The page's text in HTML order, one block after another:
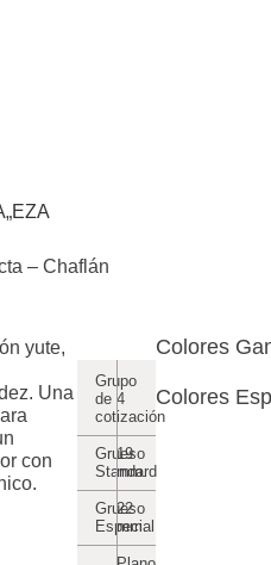
– Chaflán
yute,
Una
con
Grupo
de
cotización
4
Grueso
Standard
19
mm.
Grueso
Especial
22
mm.
Colores
Colores